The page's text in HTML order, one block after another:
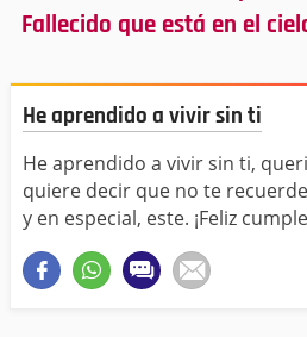
CRISTIANOS
SOBRINA
HERMANO
NOVIA
PAPA
TIA
Fallecido que está en el
He aprendido a vivir sin ti
He aprendido a vivir sin ti,
quiere decir que no te
y en especial, este. ¡Feliz